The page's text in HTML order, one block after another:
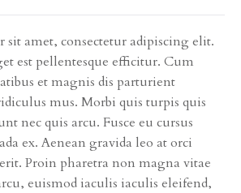
sit amet, consectetur adipiscing elit.
est pellentesque efficitur. Cum
et magnis dis parturient
mus. Morbi quis turpis quis
nec quis arcu. Fusce eu cursus
ex. Aenean gravida leo at orci
Proin pharetra non magna vitae
euismod iaculis iaculis eleifend,